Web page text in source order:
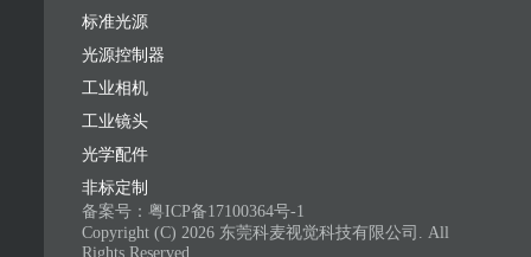
标准光源
光源控制器
工业相机
工业镜头
光学配件
非标定制
备案号：粤ICP备17100364号-1
Copyright (C) 2026 东莞科麦视觉科技有限公司. All
Rights Reserved.